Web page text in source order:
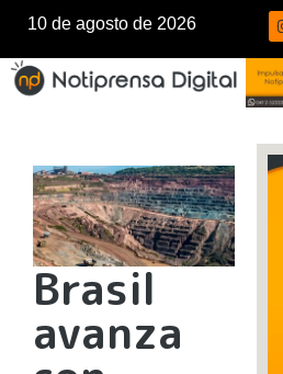
10 de agosto de 2026
Brasil
avanza